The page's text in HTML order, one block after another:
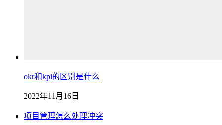
okr和kpi的区别是什么
2022年11月16日
项目管理怎么处理冲突